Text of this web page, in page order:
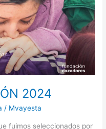
2024
/ Mvayesta
fuimos seleccionados por